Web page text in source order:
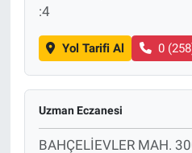
:4
Yol Tarifi Al 0
Uzman Eczanesi
BAHÇELİEVLER MAH.